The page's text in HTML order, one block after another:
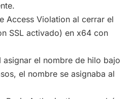
Access Violation al cerrar el
SSL activado) en x64 con
el nombre de hilo bajo
el nombre se asignaba al